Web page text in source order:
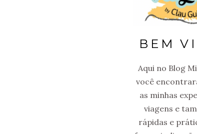
BEM
Aqui no Blog
você
as minhas
viagens e
rápidas e